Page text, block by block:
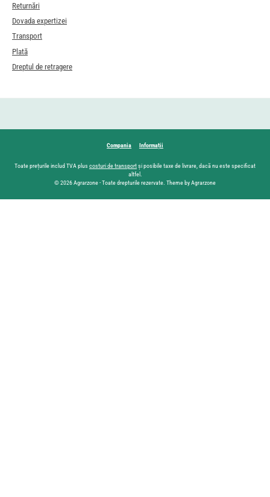
Returnări
Dovada expertizei
Transport
Plată
Dreptul de retragere
Compania Informații
Toate prețurile includ TVA plus costuri de transportși posibile taxe de livrare, dacă nu este specificat
altfel.
© 2026 Agrarzone - Toate drepturile rezervate. Theme by Agrarzone